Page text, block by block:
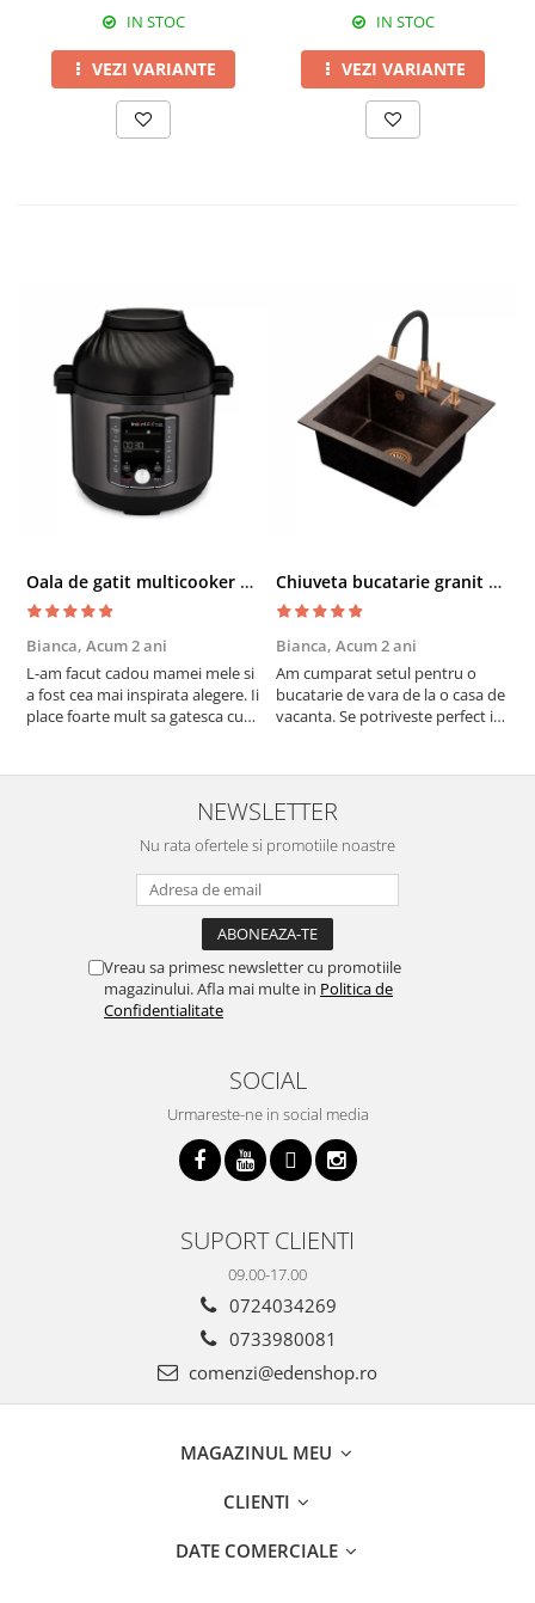
IN STOC
VEZI VARIANTE
IN STOC
VEZI VARIANTE
Oala de gatit multicooker 11 functii Instant Pot Pro Crisp 8 + Air Fryer 7.6 lt
Bianca, Acum 2 ani
L-am facut cadou mamei mele si
a fost cea mai inspirata alegere. Ii
place foarte mult sa gatesca cu
cratita...ma gandesc serios sa imi
cumpar si eu! Recomand mult !
Chiuveta bucatarie granit cu finisaj negru perlat/cupru Steingran Art Copper cu dozator si baterie Quadron
Bianca, Acum 2 ani
Am cumparat setul pentru o
bucatarie de vara de la o casa de
vacanta. Se potriveste perfect in
buna, recomand cu drag !
NEWSLETTER
Nu rata ofertele si promotiile noastre
Vreau sa primesc newsletter cu promotiile
magazinului. Afla mai multe in Politica de
Confidentialitate
SOCIAL
Urmareste-ne in social media
SUPORT CLIENTI
09.00-17.00
0724034269
0733980081
comenzi@edenshop.ro
MAGAZINUL MEU
CLIENTI
DATE COMERCIALE